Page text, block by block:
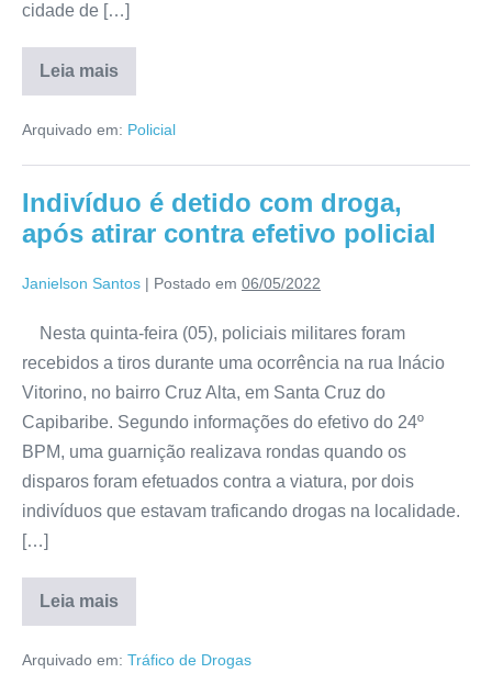
cidade de […]
Leia mais
Arquivado em: Policial
Indivíduo é detido com droga,
após atirar contra efetivo policial
Janielson Santos | Postado em 06/05/2022
Nesta quinta-feira (05), policiais militares foram
recebidos a tiros durante uma ocorrência na rua Inácio
Vitorino, no bairro Cruz Alta, em Santa Cruz do
Capibaribe. Segundo informações do efetivo do 24º
BPM, uma guarnição realizava rondas quando os
disparos foram efetuados contra a viatura, por dois
indivíduos que estavam traficando drogas na localidade.
[…]
Leia mais
Arquivado em: Tráfico de Drogas